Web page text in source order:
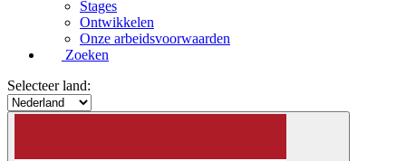
Stages
Ontwikkelen
Onze arbeidsvoorwaarden
Zoeken
Selecteer land: